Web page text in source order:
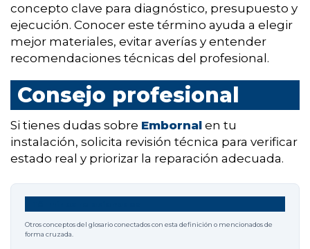
concepto clave para diagnóstico, presupuesto y
ejecución. Conocer este término ayuda a elegir
mejor materiales, evitar averías y entender
recomendaciones técnicas del profesional.
Consejo profesional
Si tienes dudas sobre Embornal en tu
instalación, solicita revisión técnica para verificar
estado real y priorizar la reparación adecuada.
Otros conceptos del glosario conectados con esta definición o mencionados de
forma cruzada.